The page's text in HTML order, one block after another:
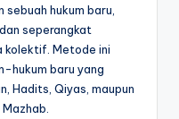
hukum baru,
seperangkat
kolektif. Metode ini
hukum baru yang
Hadits, Qiyas, maupun